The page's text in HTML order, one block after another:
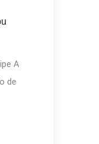
A
de